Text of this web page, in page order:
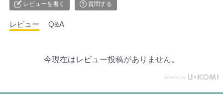
レビューを書く 質問する
レビュー Q&A
今現在はレビュー投稿がありません。